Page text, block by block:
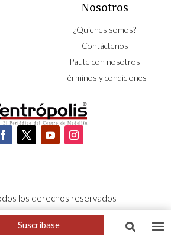
Nosotros
¿Quíenes somos?
Contáctenos
Paute con nosotros
Términos y condiciones
los derechos reservados
| Hecho con pasión porNeoCiclo
Suscríbase
